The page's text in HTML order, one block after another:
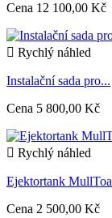
Cena 12 100,00 Kč
 Rychlý náhled
Instalační sada pro...
Cena 5 800,00 Kč
 Rychlý náhled
Ejektortank MullToa
Cena 2 500,00 Kč